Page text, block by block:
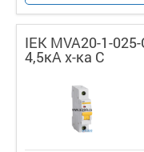
IEK MVA20-1-
4,5кА х-ка С